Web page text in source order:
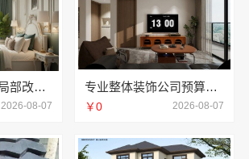
海南万赢饰家：局部改造居室装修明细报价
2026-08-07
专业整体装饰公司预算南通宏域全宅装饰建材有限公司规划
￥0 2026-08-07